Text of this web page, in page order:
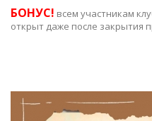
БОНУС! всем участникам
открыт даже после закрытия